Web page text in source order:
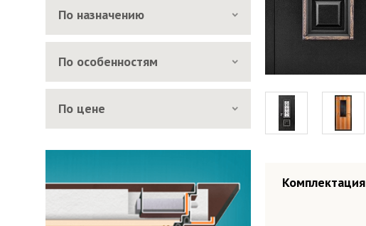
По назначению
По особенностям
По цене
Комплектация